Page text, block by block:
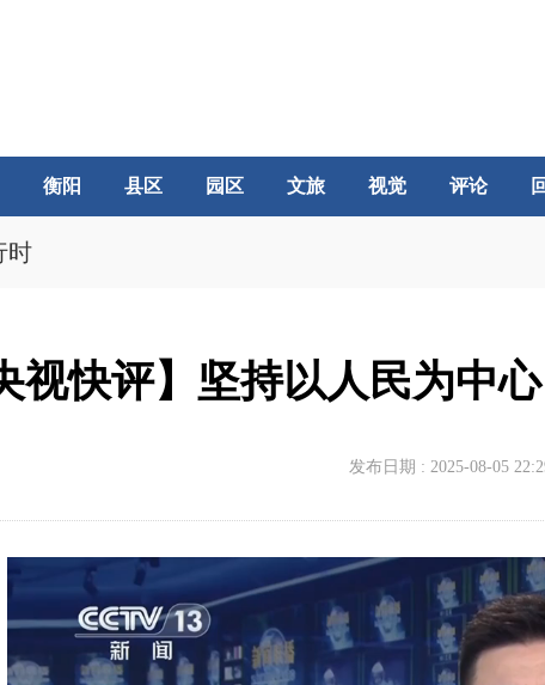
衡阳 县区 园区 文旅 视觉 评论
时
视快评】坚持以人民为中
发布日期 : 2025-08-05